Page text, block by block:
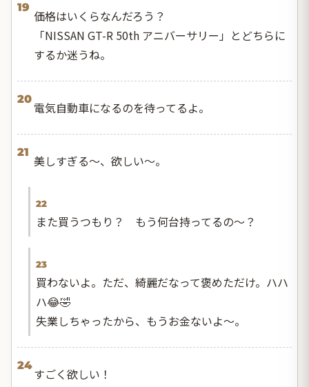
19
価格はいくらなんだろう？
「NISSAN GT-R 50th アニバーサリー」とどちらに
するか迷うね。
20
電気自動車になるのを待ってるよ。
21
美しすぎる〜、欲しい〜。
22
また買うつもり？ もう何台持ってるの〜？
23
買わないよ。ただ、綺麗だなって褒めただけ。ハハ
ハ😂🤣
失業しちゃったから、もうお金ないよ〜。
24
すごく欲しい！